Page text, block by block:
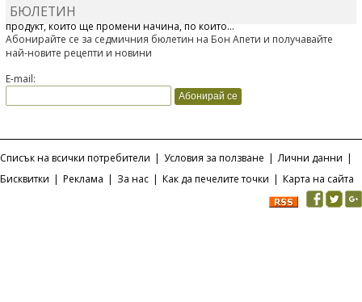
Отскоро Лесафр България стартира предлагането на изцяло нов
продукт, който ще промени начина, по който...
БЮЛЕТИН
Абонирайте се за седмичния бюлетин на Бон Апети и получавайте
най-новите рецепти и новини
E-mail:
Списък на всички потребители | Условия за ползване | Лични данни |
Бисквитки | Реклама | За нас | Как да печелите точки | Карта на сайта